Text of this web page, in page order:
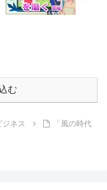
む
ネス
「風の時代